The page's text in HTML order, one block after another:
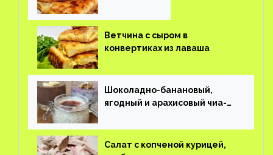
Ветчина с сыром в
конвертиках из лаваша
Шоколадно-банановый,
ягодный и арахисовый чиа-
Салат с копченой курицей,